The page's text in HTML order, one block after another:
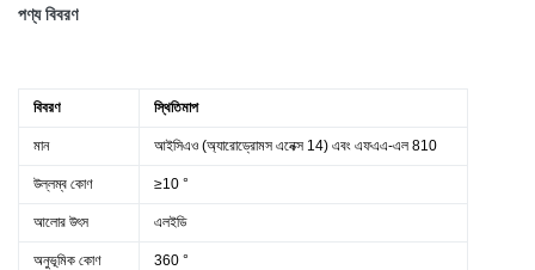
পণ্য বিবরণ
বিবরণ স্থিতিমাপ
মান আইসিএও (অ্যারোড্রোমস এনেক্স 14) এবং এফএএ-এল 810
উল্লম্ব কোণ ≥10 °
আলোর উৎস এলইডি
অনুভূমিক কোণ 360 °